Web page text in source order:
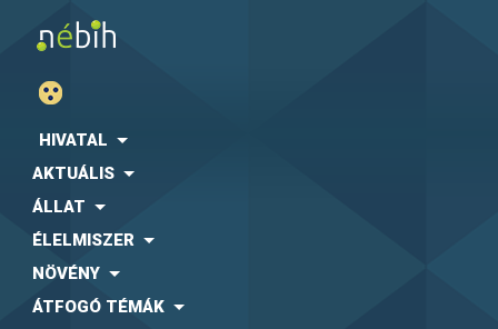
HIVATAL
AKTUÁLIS
ÁLLAT
ÉLELMISZER
NÖVÉNY
ÁTFOGÓ TÉMÁK